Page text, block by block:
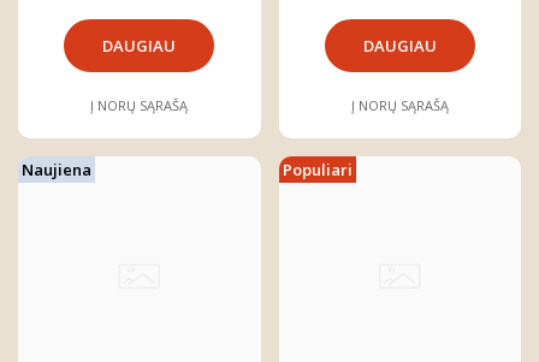
DAUGIAU
Į NORŲ SĄRAŠĄ
DAUGIAU
Į NORŲ SĄRAŠĄ
Naujiena Populiari